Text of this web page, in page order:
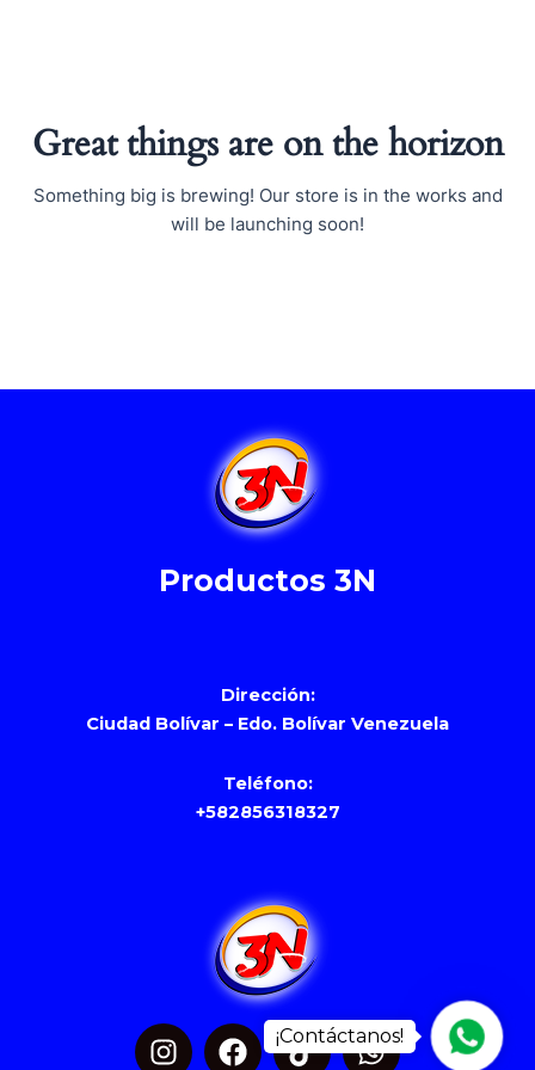
Great things are on the horizon
Something big is brewing! Our store is in the works and
will be launching soon!
Productos 3N
Dirección:
Ciudad Bolívar – Edo. Bolívar Venezuela
Teléfono:
+582856318327
I
F
T
W